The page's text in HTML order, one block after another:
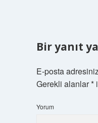
Bir yanıt
E-posta
Gerekli alanlar*
Yorum